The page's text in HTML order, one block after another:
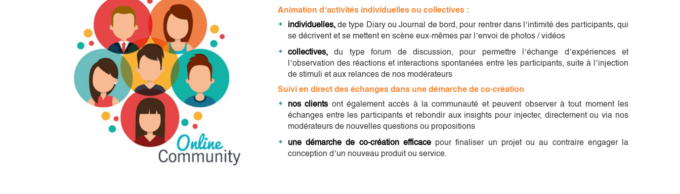
Animation d’activités individuelles ou collectives :
individuelles, de type Diary ou Journal de bord, pour rentrer dans l’intimité des participants, qui
se décrivent et se mettent en scène eux-mêmes par l’envoi de photos / vidéos
collectives,du type forum de discussion, pour permettre l’échange d’expériences et
l’observation des réactions et interactions spontanées entre les participants, suite à l’injection
de stimuli et aux relances de nos modérateurs
Suivi en direct des échanges dans une démarche de co-création
nos clients ont également accès à la communauté et peuvent observer à tout moment les
échanges entre les participants et rebondir aux insights pour injecter, directement ou via nos
modérateurs de nouvelles questions ou propositions
une démarche de co-création efficace pour finaliser un projet ou au contraire engager la
conception d’un nouveau produit ou service.